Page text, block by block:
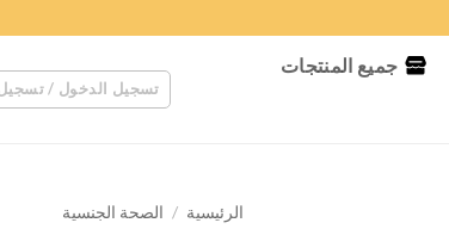
جميع المنتجات
تسجيل الدخول /
الرئيسية / الصحة الجنسية